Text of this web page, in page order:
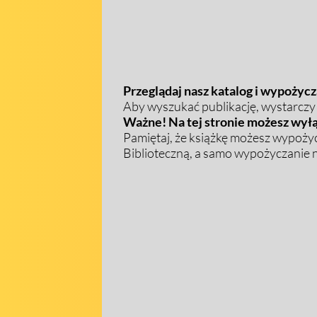
Przeglądaj nasz katalog i
Aby wyszukać publikację,
Ważne! Na tej stronie możesz
Pamiętaj, że książkę możesz
Biblioteczną, a samo wypożyczanie